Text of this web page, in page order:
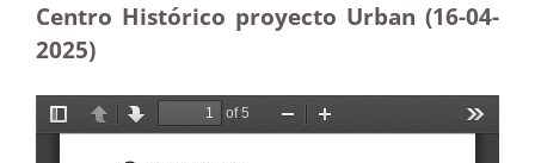
Centro Histórico proyecto Urban (16-04-
2025)